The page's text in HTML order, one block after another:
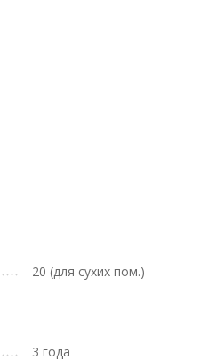
20 (для сухих пом.)
3 года